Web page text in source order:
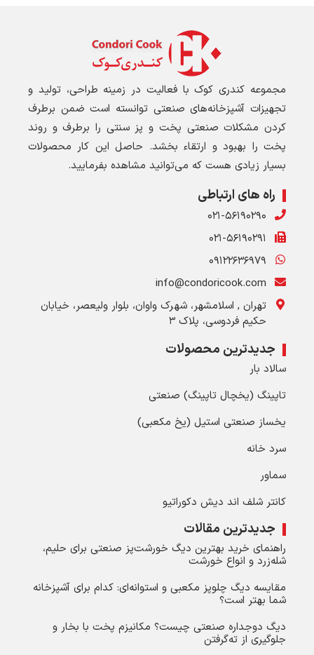
مجموعه کندری کوک با فعالیت در زمینه طراحی، تولید و
تجهیزات آشپزخانه‌های صنعتی توانسته است ضمن برطرف
کردن مشکلات صنعتی پخت و پز سنتی را برطرف و روند
پخت را بهبود و ارتقاء بخشد. حاصل این کار محصولات
بسیار زیادی هست که می‌توانید مشاهده بفرمایید.
راه های ارتباطی
۰۲۱-۵۶۱۹۰۲۹۰
۰۲۱-۵۶۱۹۰۲۹۱
۰۹۱۲۲۶۳۶۹۷۹
info@condoricook.com
تهران , اسلامشهر، شهرک واوان، بلوار ولیعصر، خیابان
حکیم فردوسی، پلاک ۳
جدیدترین محصولات
سالاد بار
تاپینگ (یخچال تاپینگ) صنعتی
یخساز صنعتی استیل (یخ مکعبی)
سرد خانه
سماور
کانتر شلف اند دیش دکوراتیو
جدیدترین مقالات
راهنمای خرید بهترین دیگ خورشت‌پز صنعتی برای حلیم،
شله‌زرد و انواع خورشت
مقایسه دیگ چلوپز مکعبی و استوانه‌ای: کدام برای آشپزخانه
شما بهتر است؟
دیگ دوجداره صنعتی چیست؟ مکانیزم پخت با بخار و
جلوگیری از ته‌گرفتن